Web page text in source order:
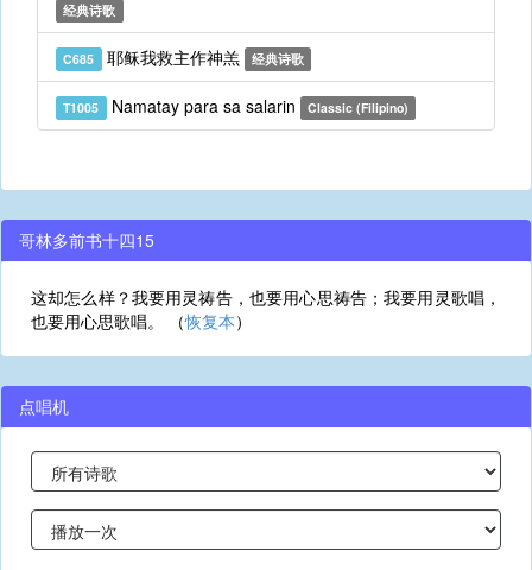
经典诗歌
C685 耶稣我救主作神羔 经典诗歌
T1005 Namatay para sa salarin Classic (Filipino)
哥林多前书十四15
这却怎么样？我要用灵祷告，也要用心思祷告；我要用灵歌唱，
也要用心思歌唱。 （恢复本）
点唱机